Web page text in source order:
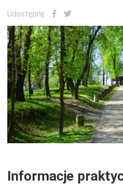
Udostępnij:
Informacje